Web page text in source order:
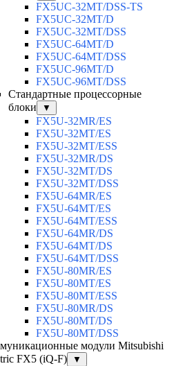
FX5UC-32MT/DSS-TS
FX5UC-32MT/D
FX5UC-32MT/DSS
FX5UC-64MT/D
FX5UC-64MT/DSS
FX5UC-96MT/D
FX5UC-96MT/DSS
Стандартные процессорные
блоки
▼
FX5U-32MR/ES
FX5U-32MT/ES
FX5U-32MT/ESS
FX5U-32MR/DS
FX5U-32MT/DS
FX5U-32MT/DSS
FX5U-64MR/ES
FX5U-64MT/ES
FX5U-64MT/ESS
FX5U-64MR/DS
FX5U-64MT/DS
FX5U-64MT/DSS
FX5U-80MR/ES
FX5U-80MT/ES
FX5U-80MT/ESS
FX5U-80MR/DS
FX5U-80MT/DS
FX5U-80MT/DSS
модули Mitsubishi
FX5 (iQ-F)
▼